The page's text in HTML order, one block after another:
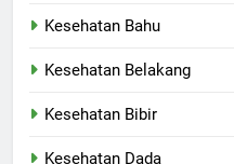
Kesehatan Bahu
Kesehatan Belakang
Kesehatan Bibir
Kesehatan Dada